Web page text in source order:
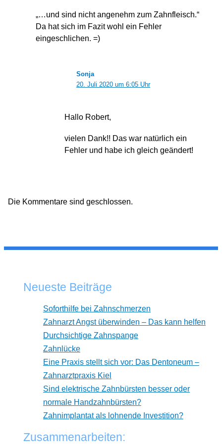
„…und sind nicht angenehm zum Zahnfleisch.“
Da hat sich im Fazit wohl ein Fehler
eingeschlichen. =)
Sonja
20. Juli 2020 um 6:05 Uhr
Hallo Robert,
vielen Dank!! Das war natürlich ein
Fehler und habe ich gleich geändert!
Die Kommentare sind geschlossen.
Neueste Beiträge
Soforthilfe bei Zahnschmerzen
Zahnarzt Angst überwinden – Das kann helfen
Durchsichtige Zahnspange
Zahnlücke
Eine Praxis stellt sich vor: Das Dentoneum –
Zahnarztpraxis Kiel
Sind elektrische Zahnbürsten besser oder
normale Handzahnbürsten?
Zahnimplantat als lohnende Investition?
Zusammenarbeiten: